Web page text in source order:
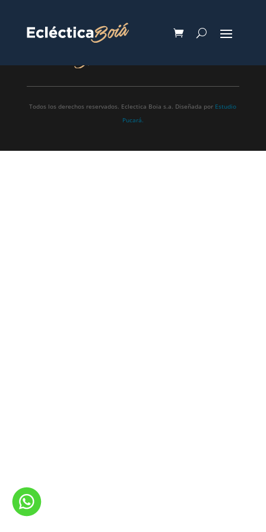
ProductosNosotrosContacto
Todos los derechos reservados. Eclectica Boia s.a. Diseñada por Estudio
Pucará.